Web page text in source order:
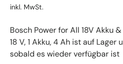
inkl. MwSt.
Bosch Power for All 18V Akku
18 V, 1 Akku, 4 Ah ist auf Lager
sobald es wieder verfügbar ist